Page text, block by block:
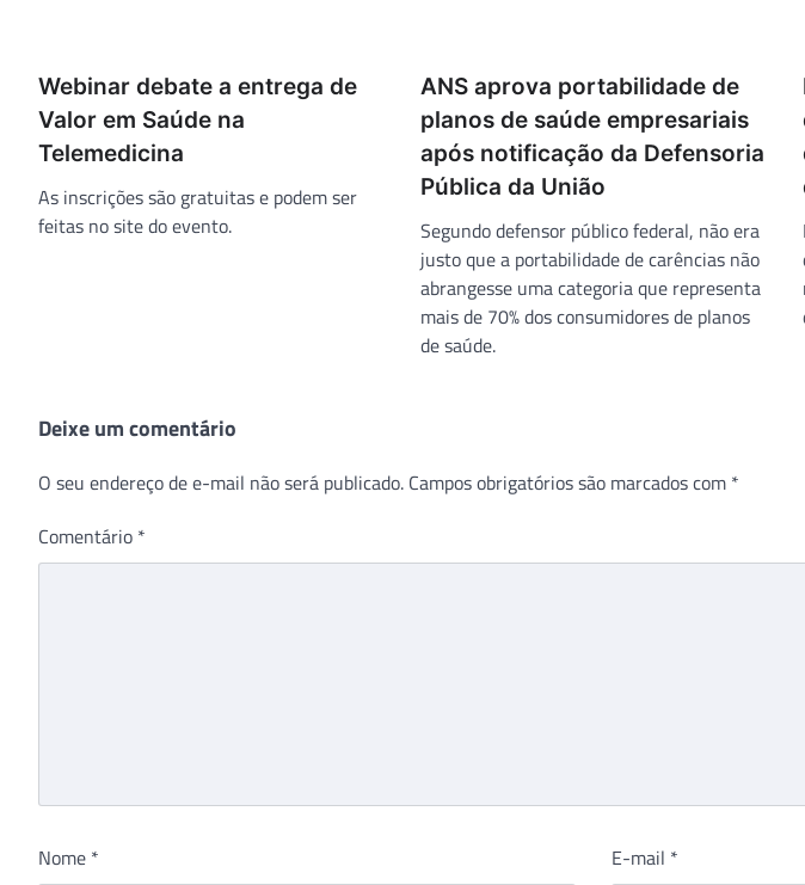
Webinar debate a entrega de
Valor em Saúde na
Telemedicina
As inscrições são gratuitas e podem ser
feitas no site do evento.
ANS aprova portabilidade de
planos de saúde empresariais
após notificação da Defensoria
Pública da União
Segundo defensor público federal, não era
justo que a portabilidade de carências não
abrangesse uma categoria que representa
mais de 70% dos consumidores de planos
de saúde.
Deixe um comentário
O seu endereço de e-mail não será publicado. Campos obrigatórios são marcados com *
Comentário *
Nome * E-mail *